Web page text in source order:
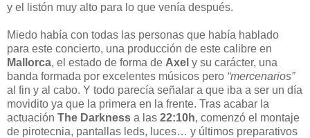
y el listón muy alto para lo que venía después.
Miedo había con todas las personas que había hablado
para este concierto, una producción de este calibre en
Mallorca, el estado de forma de Axel y su carácter, una
banda formada por excelentes músicos pero “mercenarios”
al fin y al cabo. Y todo parecía señalar a que iba a ser un día
movidito ya que la primera en la frente. Tras acabar la
actuación The Darkness a las 22:10h, comenzó el montaje
de pirotecnia, pantallas leds, luces… y últimos preparativos